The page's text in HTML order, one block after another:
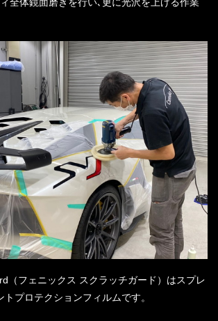
（フェニックス スクラッチガード）はスプレ
プロテクションフィルムです。